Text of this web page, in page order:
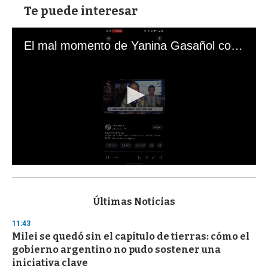
Te puede interesar
El mal momento de Yanina Gasañol con un hincha argentino en "Subrayado"
s
d
s
o
f
3
Últimas Noticias
11:43
Milei se quedó sin el capítulo de tierras: cómo el
gobierno argentino no pudo sostener una
iniciativa clave